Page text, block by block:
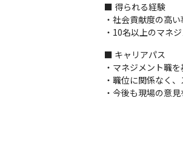
■ 得られる経験
・社会貢献度の高
・10名以上のマネ
■ キャリアパス
・マネジメント職
・職位に関係なく
・今後も現場の意